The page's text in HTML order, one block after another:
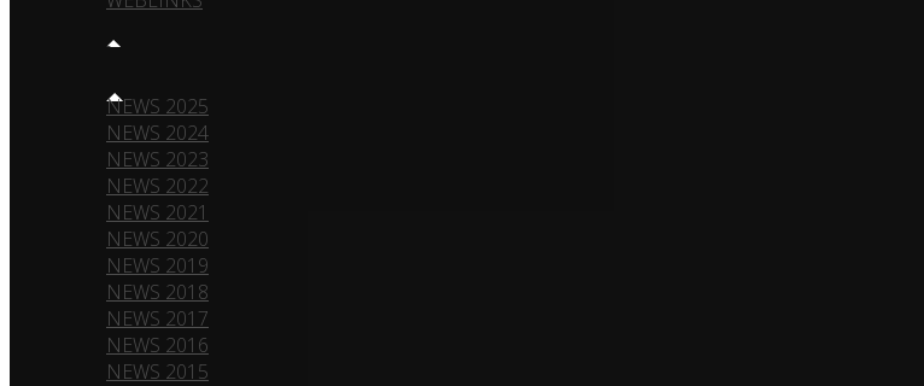
NEWS
NEWS 2025
NEWS 2024
NEWS 2023
NEWS 2022
NEWS 2021
NEWS 2020
NEWS 2019
NEWS 2018
NEWS 2017
NEWS 2016
NEWS 2015